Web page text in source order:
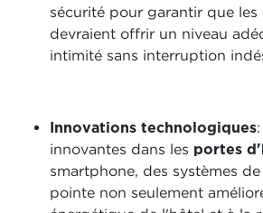
sécurité pour garantir que les
devraient offrir un niveau
intimité sans interruption
Innovations technologiques
innovantes dans les portes
smartphone, des systèmes
pointe non seulement